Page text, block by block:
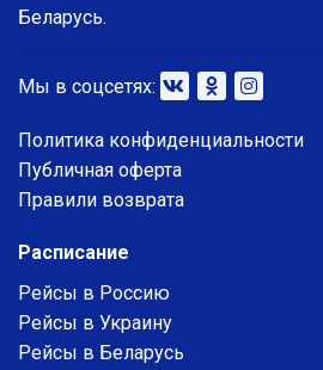
Беларусь.
Мы в соцсетях:
Политика конфиденциальности
Публичная оферта
Правили возврата
Расписание
Рейсы в Россию
Рейсы в Украину
Рейсы в Беларусь